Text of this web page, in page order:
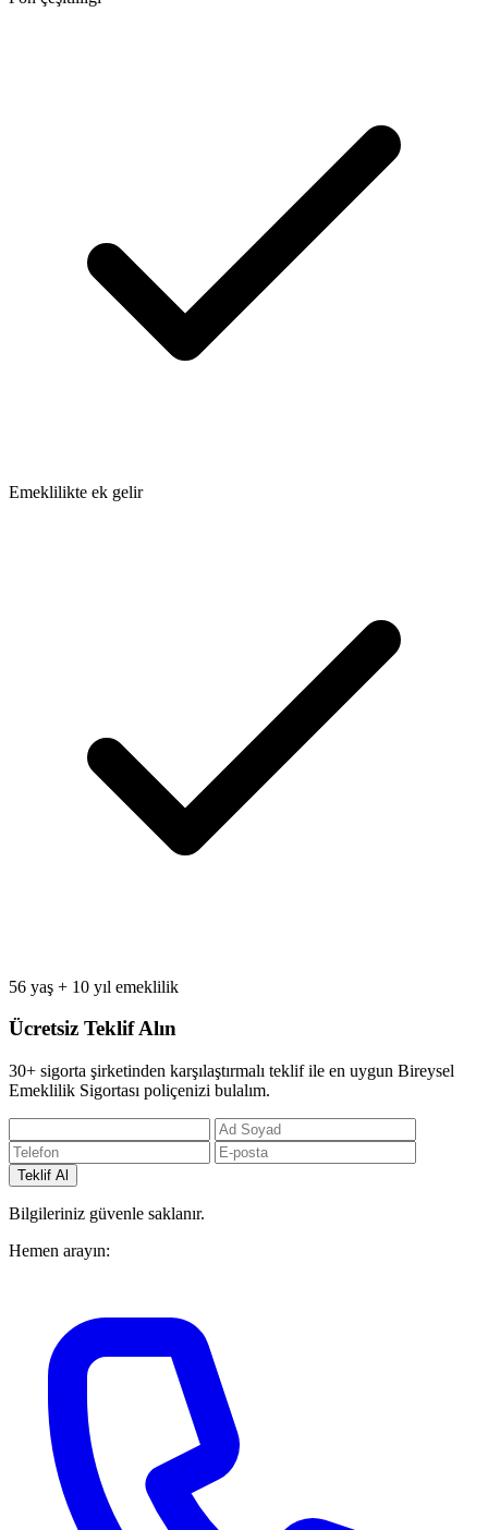
Emeklilikte ek gelir
56 yaş + 10 yıl emeklilik
Ücretsiz Teklif Alın
30+ sigorta şirketinden karşılaştırmalı teklif ile en uygun Bireysel
Emeklilik Sigortası poliçenizi bulalım.
Teklif Al
Bilgileriniz güvenle saklanır.
Hemen arayın: